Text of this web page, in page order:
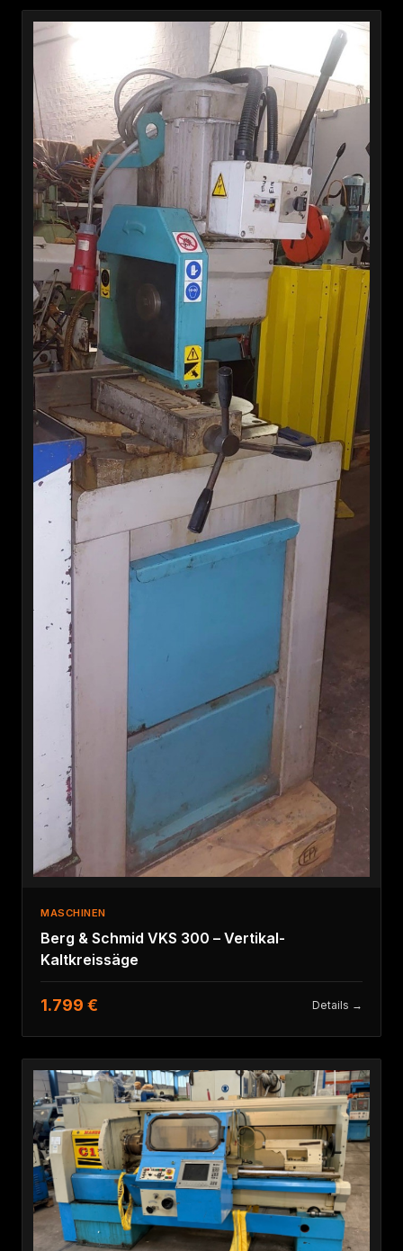
MASCHINEN
Berg & Schmid VKS 300 – Vertikal-
Kaltkreissäge
1.799 € Details →